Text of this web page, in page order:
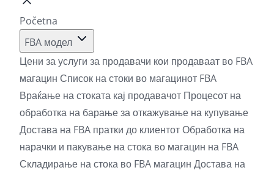
Početna
FBA модел
Цени за услуги за продавачи кои продаваат во FBA
магацин Список на стоки во магацинот FBA
Враќање на стоката кај продавачот Процесот на
обработка на барање за откажување на купување
Достава на FBA пратки до клиентотОбработка на
нарачки и пакување на стока во магацин на FBA
Складирање на стока во FBA магацин Достава на